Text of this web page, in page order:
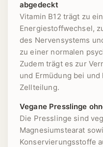
abgedeckt
Vitamin B12 trägt zu
Energiestoffwechsel,
des Nervensystems
zu einer normalen
Zudem trägt es zur
und Ermüdung bei
Zellteilung.
Vegane Presslinge
Die Presslinge sind
Magnesiumstearat
Konservierungsstoffe